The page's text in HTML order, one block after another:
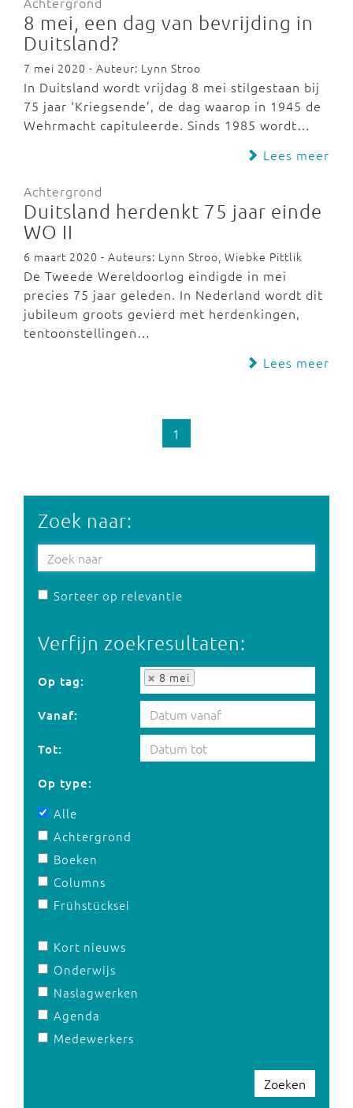
8 mei, een dag van bevrijding in
Duitsland?
7 mei 2020 - Auteur: Lynn Stroo
In Duitsland wordt vrijdag 8 mei stilgestaan bij
75 jaar ‘Kriegsende’, de dag waarop in 1945 de
Wehrmacht capituleerde. Sinds 1985 wordt…
Lees meer
Achtergrond
Duitsland herdenkt 75 jaar einde
WO II
6 maart 2020 - Auteurs: Lynn Stroo, Wiebke Pittlik
De Tweede Wereldoorlog eindigde in mei
precies 75 jaar geleden. In Nederland wordt dit
jubileum groots gevierd met herdenkingen,
tentoonstellingen…
Lees meer
1
Zoek naar:
Sorteer op relevantie
Verfijn zoekresultaten:
Op tag: 8 mei
Op tag:
Vanaf:
Tot:
Op type:
Alle
Achtergrond
Boeken
Columns
Frühstücksei
Kort nieuws
Onderwijs
Naslagwerken
Agenda
Medewerkers
Zoeken